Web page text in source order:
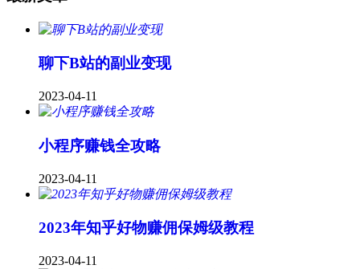
聊下B站的副业变现
2023-04-11
小程序赚钱全攻略
2023-04-11
2023年知乎好物赚佣保姆级教程
2023-04-11